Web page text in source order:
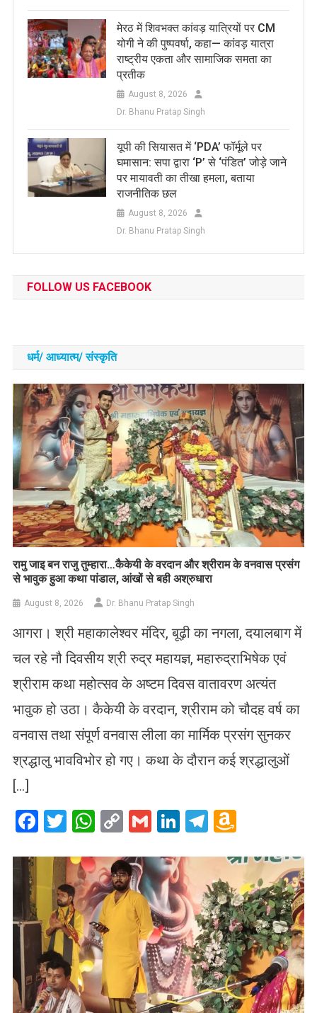
मेरठ में शिवभक्त कांवड़ यात्रियों पर CM
योगी ने की पुष्पवर्षा, कहा— कांवड़ यात्रा
राष्ट्रीय एकता और सामाजिक समता का
प्रतीक
August 8, 2026
Dr. Bhanu Pratap Singh
यूपी की सियासत में ‘PDA’ फॉर्मूले पर
घमासान: सपा द्वारा ‘P’ से ‘पंडित’ जोड़े जाने
पर मायावती का तीखा हमला, बताया
राजनीतिक छल
August 8, 2026
Dr. Bhanu Pratap Singh
FOLLOW US FACEBOOK
धर्म/ आध्‍यात्‍म/ संस्‍कृति
रामु जाइ बन राजु तुम्हारा…कैकेयी के वरदान और श्रीराम के वनवास प्रसंग
से भावुक हुआ कथा पांडाल, आंखों से बही अश्रुधारा
August 8, 2026 Dr. Bhanu Pratap Singh
आगरा। श्री महाकालेश्वर मंदिर, बूढ़ी का नगला, दयालबाग में
चल रहे नौ दिवसीय श्री रुद्र महायज्ञ, महारुद्राभिषेक एवं
श्रीराम कथा महोत्सव के अष्टम दिवस वातावरण अत्यंत
भावुक हो उठा। कैकेयी के वरदान, श्रीराम को चौदह वर्ष का
वनवास तथा संपूर्ण वनवास लीला का मार्मिक प्रसंग सुनकर
श्रद्धालु भावविभोर हो गए। कथा के दौरान कई श्रद्धालुओं
[…]
Facebook
Twitter
WhatsApp
CopyGmailLinkedIn
Telegram
List